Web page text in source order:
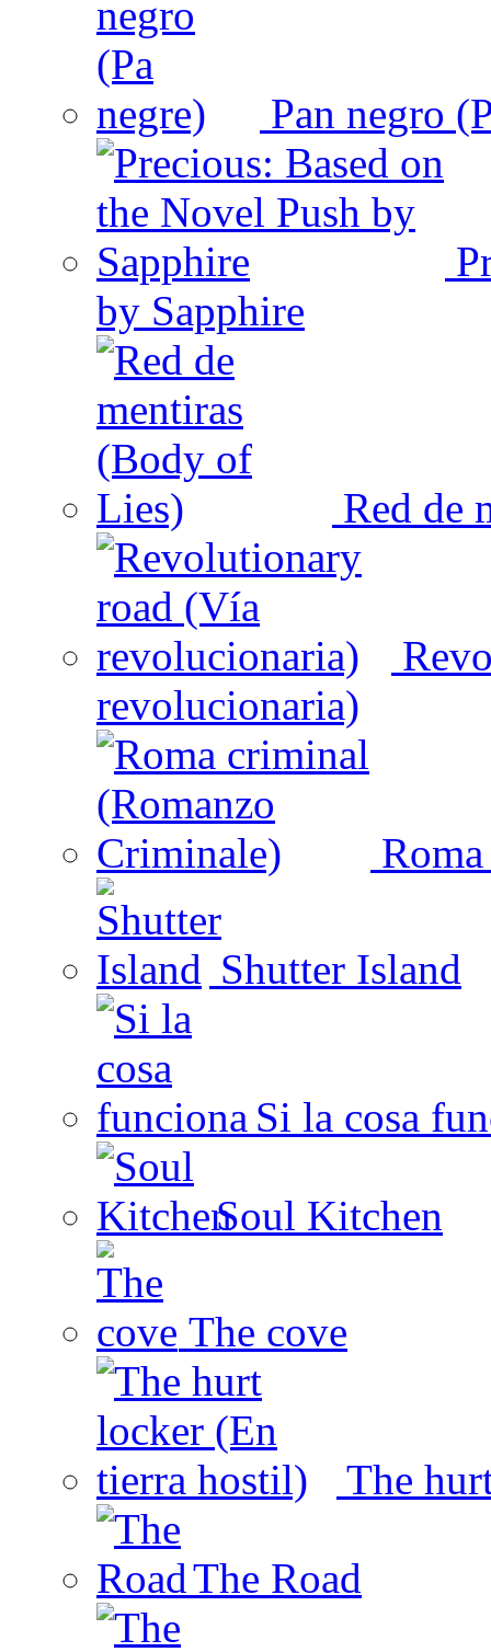
Pan negro
by Sapphire
Red de
revolucionaria)
Shutter Island
Si la cosa
Soul Kitchen
The cove
The
The Road